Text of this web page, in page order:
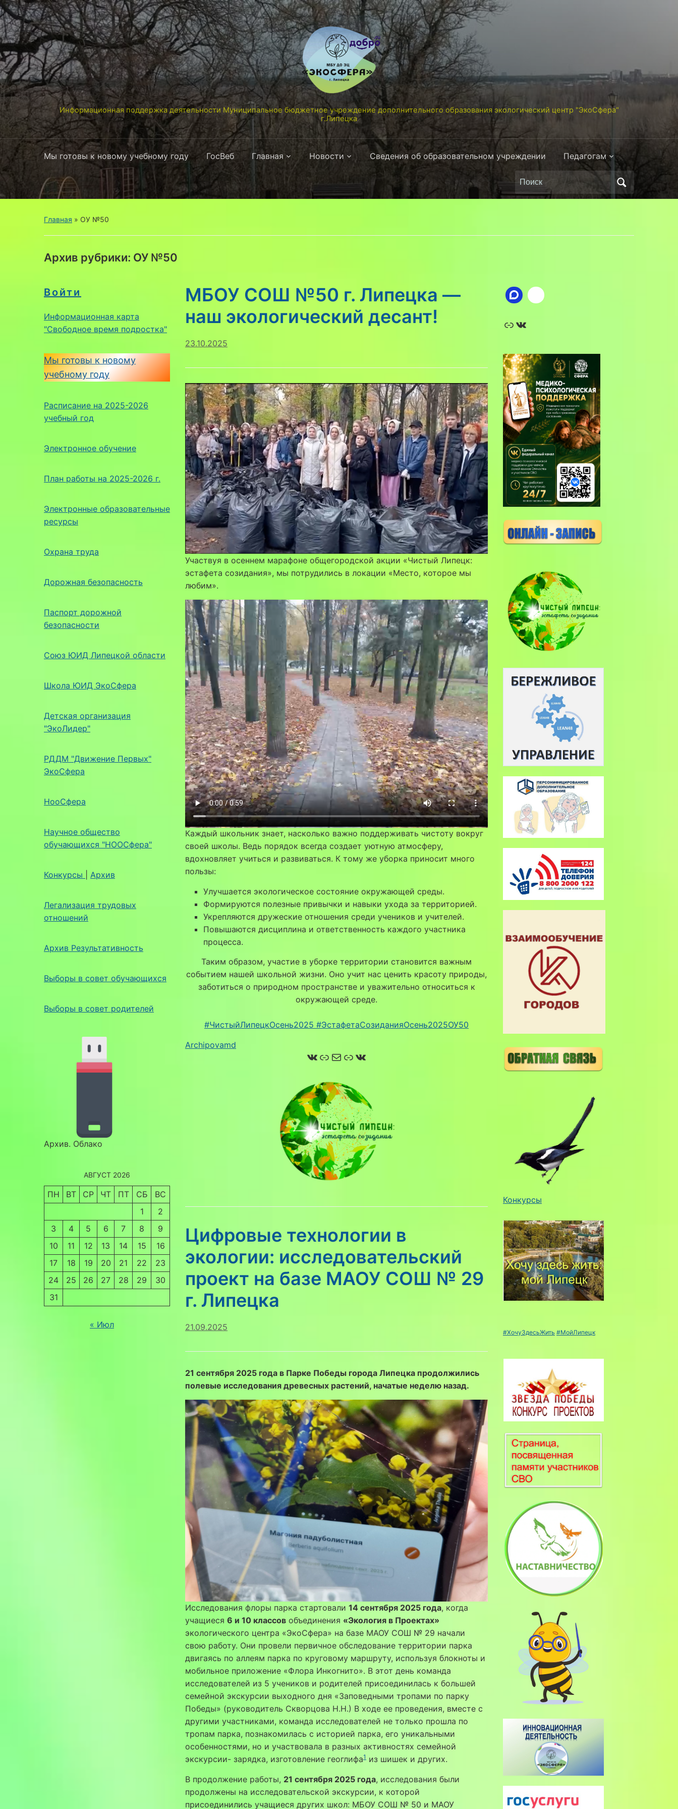
Информационная поддержка деятельности Муниципальное бюджетное учреждение дополнительного образования экологический центр "ЭкоСфера"
г.Липецка
Мы готовы к новому учебному году ГосВеб Главная Новости Сведения об образовательном учреждении Педагогам
Поиск
по:
Главная » ОУ №50
Архив рубрики: ОУ №50
Войти
Информационная карта
"Свободное время подростка"
Мы готовы к новому
учебному году
Расписание на 2025-2026
учебный год
Электронное обучение
План работы на 2025-2026 г.
Электронные образовательные
ресурсы
Охрана труда
Дорожная безопасность
Паспорт дорожной
безопасности
Союз ЮИД Липецкой области
Школа ЮИД ЭкоСфера
Детская организация
"ЭкоЛидер"
РДДМ "Движение Первых"
ЭкоСфера
НооСфера
Научное общество
обучающихся "НООСфера"
Конкурсы Архив
Легализация трудовых
отношений
Архив Результативность
Выборы в совет обучающихся
Выборы в совет родителей
Архив. Облако
АВГУСТ 2026
ПН ВТ СР ЧТ ПТ СБ
ВС
1
2
3
4 5 6 7 8
9
10
11 12 13 14 15
16
17
18 19 20 21 22
23
24
25 26 27 28 29
30
31
« Июл
МБОУ СОШ №50 г. Липецка —
наш экологический десант!
23.10.2025
Участвуя в осеннем марафоне общегородской акции «Чистый Липецк:
эстафета созидания», мы потрудились в локации «Место, которое мы
любим».
Каждый школьник знает, насколько важно поддерживать чистоту вокруг
своей школы. Ведь порядок всегда создает уютную атмосферу,
вдохновляет учиться и развиваться. К тому же уборка приносит много
пользы:
Улучшается экологическое состояние окружающей среды.
Формируются полезные привычки и навыки ухода за территорией.
Укрепляются дружеские отношения среди учеников и учителей.
Повышаются дисциплина и ответственность каждого участника
процесса.
Таким образом, участие в уборке территории становится важным
событием нашей школьной жизни. Оно учит нас ценить красоту природы,
заботиться о природном пространстве и уважительно относиться к
окружающей среде.
#ЧистыйЛипецкОсень2025 #ЭстафетаСозиданияОсень2025ОУ50
Archipovamd
ВКонтакте
Ссылка
Почта
Ссылка
ВКонтакте
Цифровые технологии в
экологии: исследовательский
проект на базе МАОУ СОШ № 29
г. Липецка
21.09.2025
21 сентября 2025 года в Парке Победы города Липецка продолжились
полевые исследования древесных растений, начатые неделю назад.
Исследования флоры парка стартовали 14 сентября 2025 года, когда
учащиеся 6 и 10 классов объединения «Экология в Проектах»
экологического центра «ЭкоСфера» на базе МАОУ СОШ № 29 начали
свою работу. Они провели первичное обследование территории парка
двигаясь по аллеям парка по круговому маршруту, используя блокноты и
мобильное приложение «Флора Инкогнито». В этот день команда
исследователей из 5 учеников и родителей присоединилась к большей
семейной экскурсии выходного дня «Заповедными тропами по парку
Победы» (руководитель Скворцова Н.Н.) В ходе ее проведения, вместе с
другими участниками, команда исследователей не только прошла по
тропам парка, познакомилась с историей парка, его уникальными
особенностями, но и участвовала в разных активностях семейной
экскурсии- зарядка, изготовление геоглифа1 из шишек и других.
В продолжение работы, 21 сентября 2025 года, исследования были
продолжены на исследовательской экскурсии, к которой
присоединились учащиеся других школ: МБОУ СОШ № 50 и МАОУ
Ссылка
Конкурсы
#ХочуЗдесьЖить #МойЛипецк